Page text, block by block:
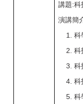
講題:科
演講簡
1. 科
2. 科
3. 科
4. 科
5. 科